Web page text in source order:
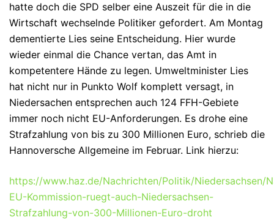
hatte doch die SPD selber eine Auszeit für die in die
Wirtschaft wechselnde Politiker gefordert. Am Montag
dementierte Lies seine Entscheidung. Hier wurde
wieder einmal die Chance vertan, das Amt in
kompetentere Hände zu legen. Umweltminister Lies
hat nicht nur in Punkto Wolf komplett versagt, in
Niedersachen entsprechen auch 124 FFH-Gebiete
immer noch nicht EU-Anforderungen. Es drohe eine
Strafzahlung von bis zu 300 Millionen Euro, schrieb die
Hannoversche Allgemeine im Februar. Link hierzu:
https://www.haz.de/Nachrichten/Politik/Niedersachsen/
EU-Kommission-ruegt-auch-Niedersachsen-
Strafzahlung-von-300-Millionen-Euro-droht